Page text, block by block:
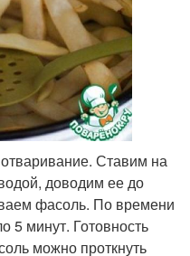
Ставим на
доводим ее до
фасоль. По времени
5 минут. Готовность
можно проткнуть